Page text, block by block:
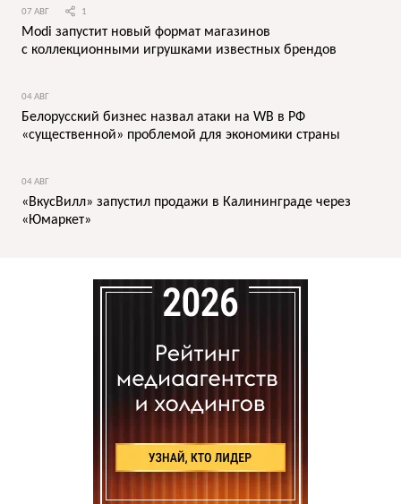
07 АВГ 1
Modi запустит новый формат магазинов
с коллекционными игрушками известных брендов
04 АВГ
Белорусский бизнес назвал атаки на WB в РФ
«существенной» проблемой для экономики страны
04 АВГ
«ВкусВилл» запустил продажи в Калининграде через
«Юмаркет»